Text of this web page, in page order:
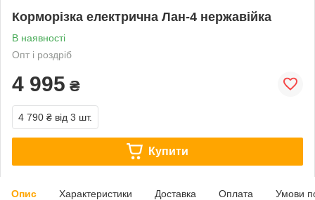
Корморізка електрична Лан-4 нержавійка
В наявності
Опт і роздріб
4 995 ₴
4 790 ₴ від 3 шт.
Купити
Опис Характеристики Доставка Оплата Умови